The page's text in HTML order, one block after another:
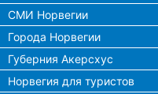
СМИ Норвегии
Города Норвегии
Губерния Акерсхус
Норвегия для туристов